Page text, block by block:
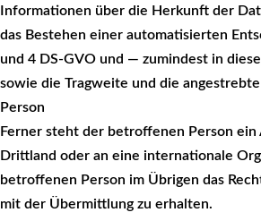
Informationen über die Herkunft der
das Bestehen einer automatisierten
und 4 DS-GVO und — zumindest in
sowie die Tragweite und die
Person
Ferner steht der betroffenen Person
Drittland oder an eine internationale
betroffenen Person im Übrigen das
mit der Übermittlung zu erhalten.